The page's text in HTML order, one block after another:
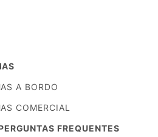
A BORDO
COMERCIAL
FREQUENTES